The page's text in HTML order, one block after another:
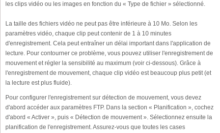
les clips vidéo ou les images en fonction du « Type de fichier » sélectionné.
La taille des fichiers vidéo ne peut pas être inférieure à 10 Mo. Selon les
paramètres vidéo, chaque clip peut contenir de 1 à 10 minutes
d'enregistrement. Cela peut entraîner un délai important dans l'application de
lecture. Pour contourner ce problème, vous pouvez utiliser l'enregistrement de
mouvement et régler la sensibilité au maximum (voir ci-dessous). Grâce à
l'enregistrement de mouvement, chaque clip vidéo est beaucoup plus petit (et
la lecture est plus fluide).
Pour configurer l'enregistrement sur détection de mouvement, vous devez
d'abord accéder aux paramètres FTP. Dans la section « Planification », cochez
d'abord « Activer », puis « Détection de mouvement ». Sélectionnez ensuite la
planification de l'enregistrement. Assurez-vous que toutes les cases